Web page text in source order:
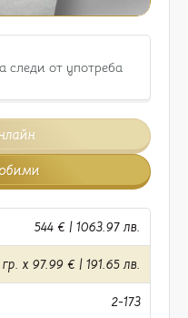
следи от употреба
544 € | 1063.97 лв.
гр. x 97.99 € | 191.65 лв.
2-173